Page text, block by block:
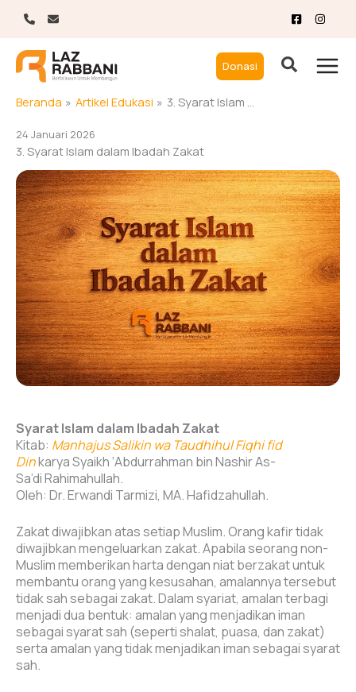
Donasi
Beranda Artikel Edukasi 3. Syarat Islam dalam Ibadah Zakat
24 Januari 2026
3. Syarat Islam dalam Ibadah Zakat
Syarat Islam dalam Ibadah Zakat
Kitab: Manhajus Salikin wa Taudhihul Fiqhi fid
Dinkarya Syaikh ‘Abdurrahman bin Nashir As-
Sa’di Rahimahullah.
Oleh: Dr. Erwandi Tarmizi, MA. Hafidzahullah.
Zakat diwajibkan atas setiap Muslim. Orang kafir tidak
diwajibkan mengeluarkan zakat. Apabila seorang non-
Muslim memberikan harta dengan niat berzakat untuk
membantu orang yang kesusahan, amalannya tersebut
tidak sah sebagai zakat. Dalam syariat, amalan terbagi
menjadi dua bentuk: amalan yang menjadikan iman
sebagai syarat sah (seperti shalat, puasa, dan zakat)
serta amalan yang tidak menjadikan iman sebagai syarat
sah.